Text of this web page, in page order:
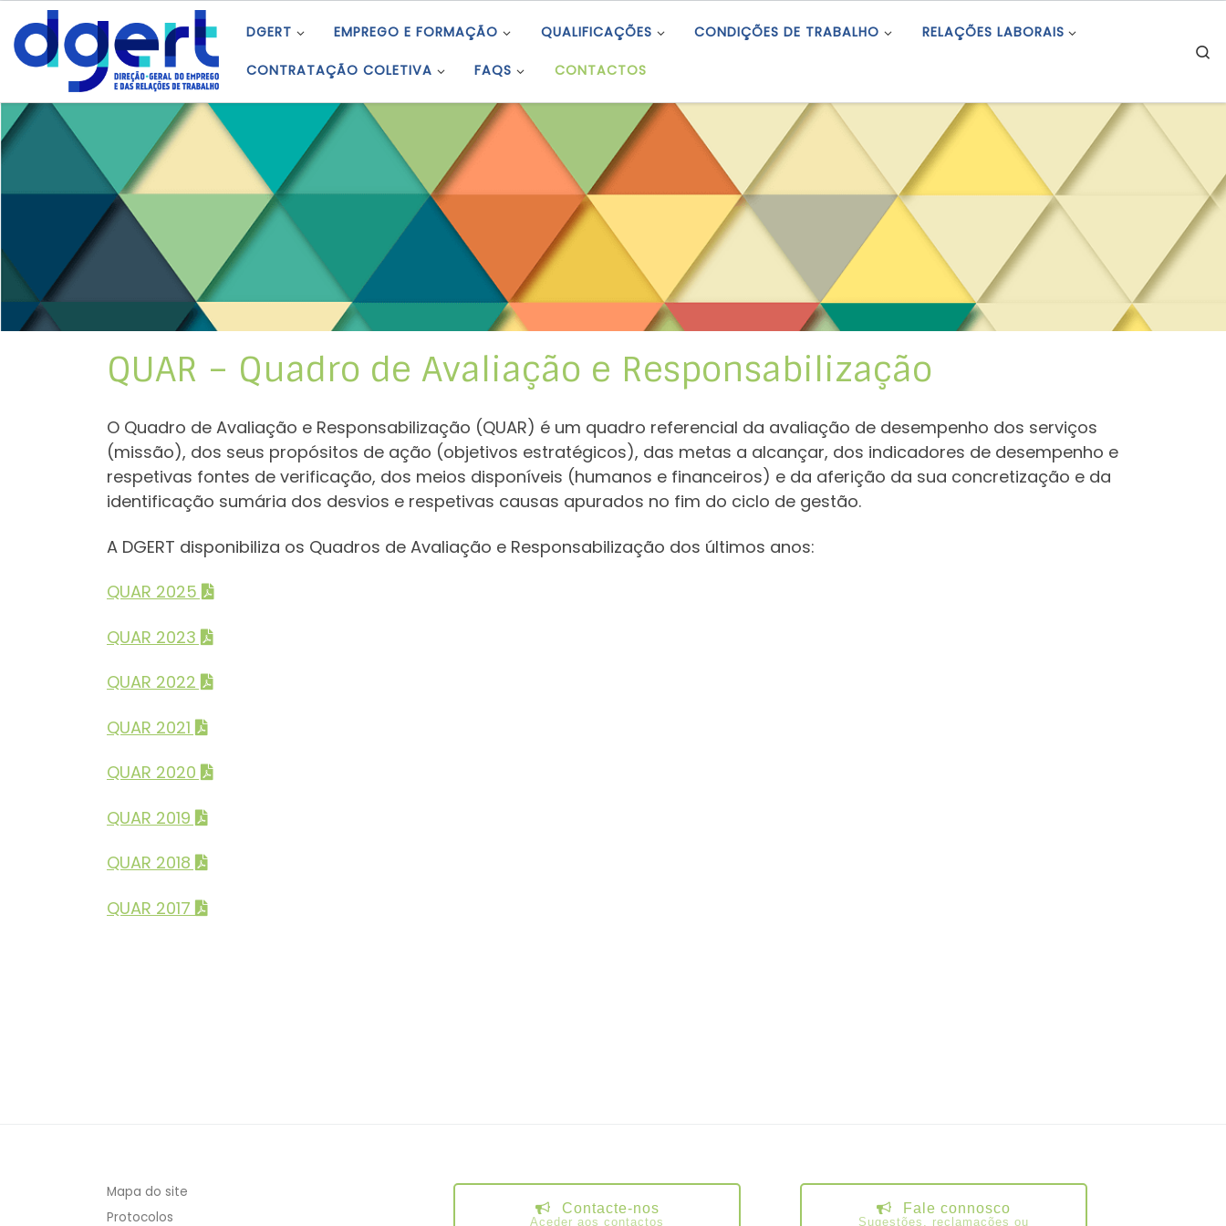
Skip to content DGERT EMPREGO E FORMAÇÃO QUALIFICAÇÕES CONDIÇÕES DE TRABALHO RELAÇÕES LABORAIS
CONTRATAÇÃO COLETIVA FAQS CONTACTOS
QUAR – Quadro de Avaliação e Responsabilização
O Quadro de Avaliação e Responsabilização (QUAR) é um quadro referencial da avaliação de desempenho dos serviços
(missão), dos seus propósitos de ação (objetivos estratégicos), das metas a alcançar, dos indicadores de desempenho e
respetivas fontes de verificação, dos meios disponíveis (humanos e financeiros) e da aferição da sua concretização e da
identificação sumária dos desvios e respetivas causas apurados no fim do ciclo de gestão.
A DGERT disponibiliza os Quadros de Avaliação e Responsabilização dos últimos anos:
QUAR 2025
QUAR 2023
QUAR 2022
QUAR 2021
QUAR 2020
QUAR 2019
QUAR 2018
QUAR 2017
Mapa do site
Protocolos
Contacte-nos
Aceder aos contactos
Fale connosco
Sugestões, reclamações ou